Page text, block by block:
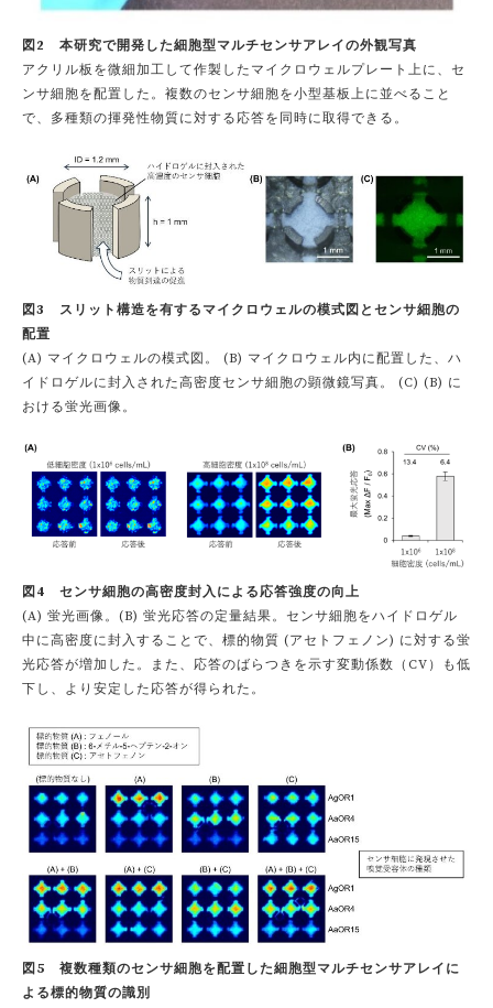
図2 本研究で開発した細胞型マルチセンサアレイの外観写真
アクリル板を微細加工して作製したマイクロウェルプレート上に、セ
ンサ細胞を配置した。複数のセンサ細胞を小型基板上に並べること
で、多種類の揮発性物質に対する応答を同時に取得できる。
図3 スリット構造を有するマイクロウェルの模式図とセンサ細胞の
配置
(A) マイクロウェルの模式図。 (B) マイクロウェル内に配置した、ハ
イドロゲルに封入された高密度センサ細胞の顕微鏡写真。 (C) (B) に
おける蛍光画像。
図4 センサ細胞の高密度封入による応答強度の向上
(A) 蛍光画像。(B) 蛍光応答の定量結果。センサ細胞をハイドロゲル
中に高密度に封入することで、標的物質 (アセトフェノン) に対する蛍
光応答が増加した。また、応答のばらつきを示す変動係数（CV）も低
下し、より安定した応答が得られた。
図5 複数種類のセンサ細胞を配置した細胞型マルチセンサアレイに
よる標的物質の識別